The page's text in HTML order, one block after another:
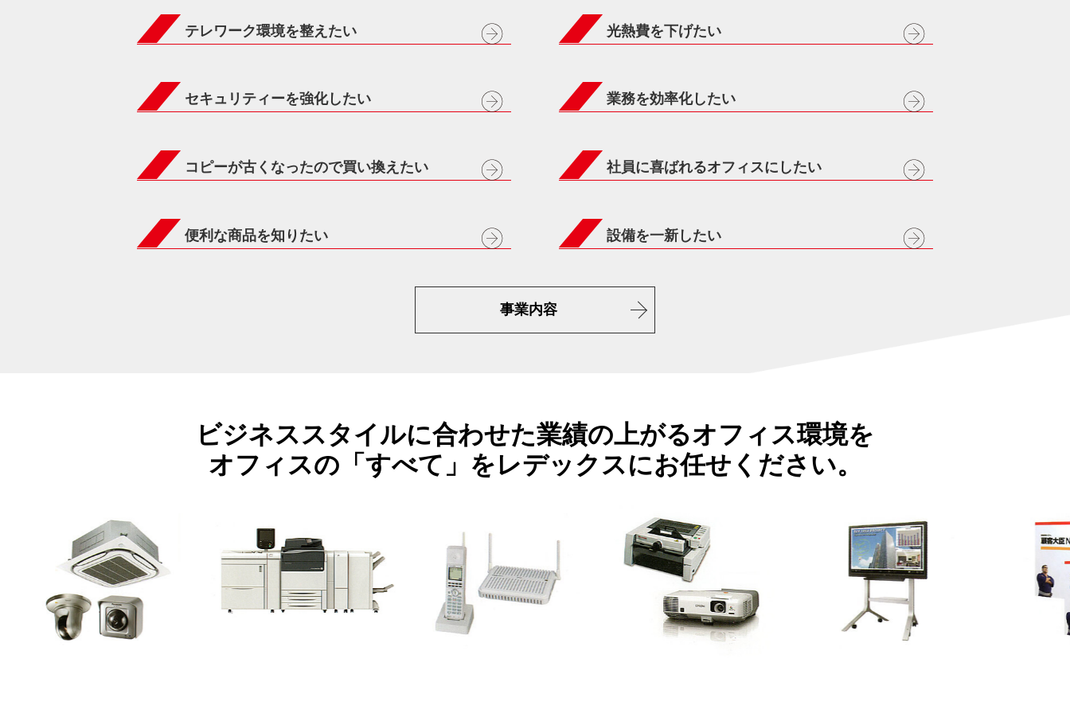
テレワーク環境を整えたい 光熱費を下げたい
セキュリティーを強化したい 業務を効率化したい
コピーが古くなったので買い換えたい 社員に喜ばれるオフィスにしたい
便利な商品を知りたい 設備を一新したい
事業内容
ビジネススタイルに合わせた業績の上がるオフィス環境を
オフィスの「すべて」をレデックスにお任せください。